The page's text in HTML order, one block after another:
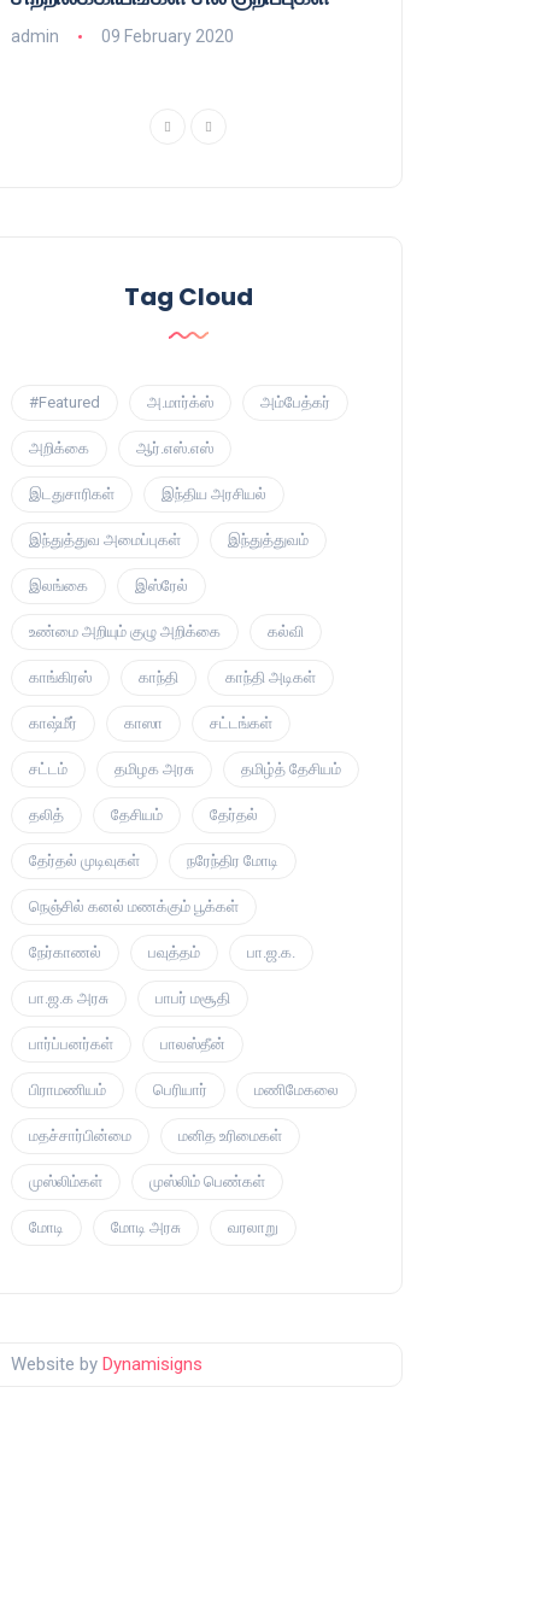
admin 09 February 2020
Tag Cloud
#Featured அ.மார்க்ஸ் அம்பேத்கர்
அறிக்கை ஆர்.எஸ்.எஸ்
இடதுசாரிகள் இந்திய அரசியல்
இந்துத்துவ அமைப்புகள் இந்துத்துவம்
இலங்கை இஸ்ரேல்
உண்மை அறியும் குழு அறிக்கை கல்வி
காங்கிரஸ் காந்தி காந்தி அடிகள்
காஷ்மீர் காஸா சட்டங்கள்
சட்டம் தமிழக அரசு தமிழ்த் தேசியம்
தலித் தேசியம் தேர்தல்
தேர்தல் முடிவுகள் நரேந்திர மோடி
நெஞ்சில் கனல் மணக்கும் பூக்கள்
நேர்காணல் பவுத்தம் பா.ஜ.க.
பா.ஜ.க அரசு பாபர் மசூதி
பார்ப்பனர்கள் பாலஸ்தீன்
பிராமணியம் பெரியார் மணிமேகலை
மதச்சார்பின்மை மனித உரிமைகள்
முஸ்லிம்கள் முஸ்லிம் பெண்கள்
மோடி மோடி அரசு வரலாறு
Website by Dynamisigns